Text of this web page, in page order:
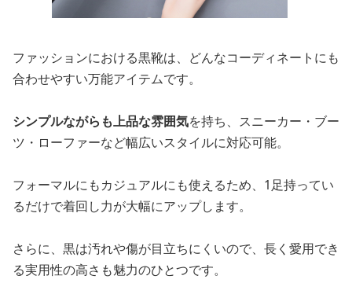
ファッションにおける黒靴は、どんなコーディネートにも
合わせやすい万能アイテムです。
シンプルながらも上品な雰囲気を持ち、スニーカー・ブー
ツ・ローファーなど幅広いスタイルに対応可能。
フォーマルにもカジュアルにも使えるため、1足持ってい
るだけで着回し力が大幅にアップします。
さらに、黒は汚れや傷が目立ちにくいので、長く愛用でき
る実用性の高さも魅力のひとつです。